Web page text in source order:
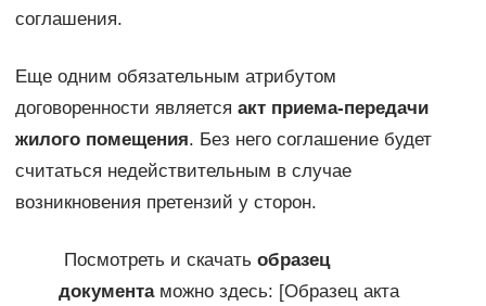
соглашения.
Еще одним обязательным атрибутом
договоренности является акт приема-передачи
жилого помещения. Без него соглашение будет
считаться недействительным в случае
возникновения претензий у сторон.
Посмотреть и скачать образец
документаможно здесь: [Образец акта